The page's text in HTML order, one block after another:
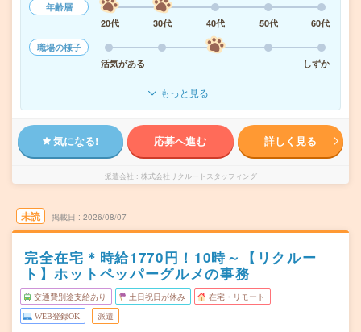
年齢層
20代
30代 40代 50代
60代
職場の様子
活気がある
しずか
もっと見る
気になる! 応募へ進む 詳しく見る
派遣会社 株式会社リクルートスタッフィング
未読 掲載日 2026/08/07
完全在宅＊時給1770円！10時～【リクルー
ト】ホットペッパーグルメの事務
交通費別途支給あり 土日祝日が休み 在宅・リモート
WEB登録OK 派遣